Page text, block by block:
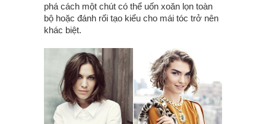
phá cách một chút có thể uốn xoăn lọn toàn
bộ hoặc đánh rối tạo kiểu cho mái tóc trở nên
khác biệt.